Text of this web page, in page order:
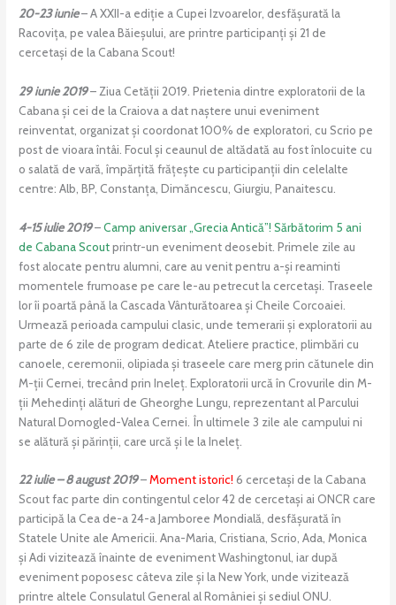
20-23 iunie– A XXII-a ediție a Cupei Izvoarelor, desfășurată la
Racovița, pe valea Băieșului, are printre participanți și 21 de
cercetași de la Cabana Scout!
29 iunie 2019– Ziua Cetății 2019. Prietenia dintre exploratorii de la
Cabana și cei de la Craiova a dat naștere unui eveniment
reinventat, organizat și coordonat 100% de exploratori, cu Scrio pe
post de vioara întâi. Focul și ceaunul de altădată au fost înlocuite cu
o salată de vară, împărțită frățește cu participanții din celelalte
centre: Alb, BP, Constanța, Dimăncescu, Giurgiu, Panaitescu.
4-15 iulie 2019–Camp aniversar „Grecia Antică”! Sărbătorim 5 ani
de Cabana Scoutprintr-un eveniment deosebit. Primele zile au
fost alocate pentru alumni, care au venit pentru a-și reaminti
momentele frumoase pe care le-au petrecut la cercetași. Traseele
lor îi poartă până la Cascada Vânturătoarea și Cheile Corcoaiei.
Urmează perioada campului clasic, unde temerarii și exploratorii au
parte de 6 zile de program dedicat. Ateliere practice, plimbări cu
canoele, ceremonii, olipiada și traseele care merg prin cătunele din
M-ții Cernei, trecând prin Ineleț. Exploratorii urcă în Crovurile din M-
ții Mehedinți alături de Gheorghe Lungu, reprezentant al Parcului
Natural Domogled-Valea Cernei. În ultimele 3 zile ale campului ni
se alătură și părinții, care urcă și le la Ineleț.
22 iulie – 8 august 2019–Moment istoric!6 cercetași de la Cabana
Scout fac parte din contingentul celor 42 de cercetași ai ONCR care
participă la Cea de-a 24-a Jamboree Mondială, desfășurată în
Statele Unite ale Americii. Ana-Maria, Cristiana, Scrio, Ada, Monica
și Adi vizitează înainte de eveniment Washingtonul, iar după
eveniment poposesc câteva zile și la New York, unde vizitează
printre altele Consulatul General al României și sediul ONU.